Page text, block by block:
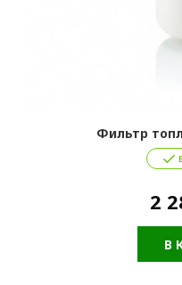
Фильтр
2
В